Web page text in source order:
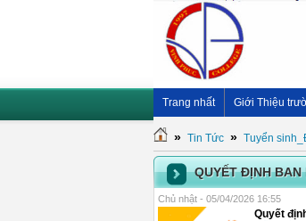
Trang nhất Giới Thiệu
» Tin Tức » Tuyển
QUYẾT ĐỊNH BAN
Chủ nhật - 05/04/2026 16:55
Quyết